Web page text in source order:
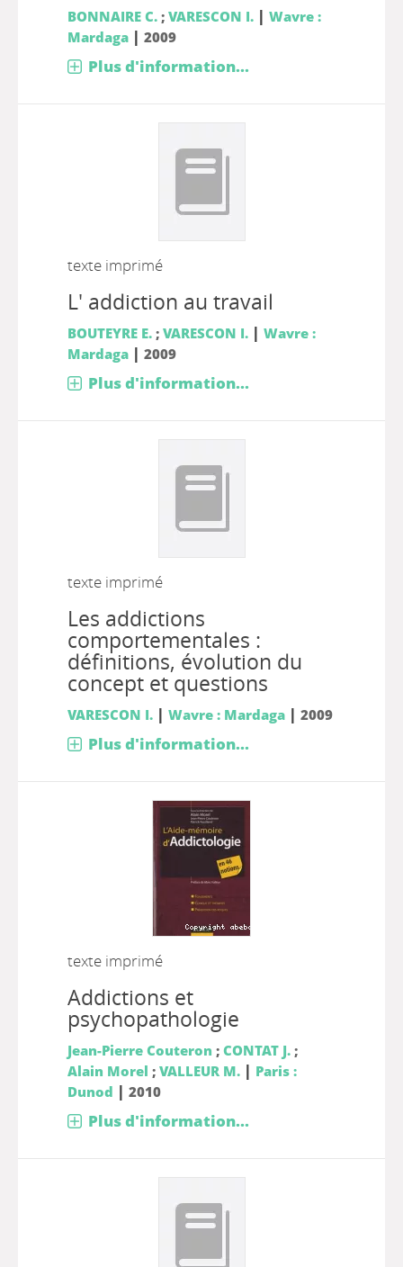
BONNAIRE C.; VARESCON I. | Wavre :
Mardaga| 2009
Plus d'information...
texte imprimé
L' addiction au travail
BOUTEYRE E.; VARESCON I. | Wavre :
Mardaga| 2009
Plus d'information...
texte imprimé
Les addictions
comportementales :
définitions, évolution du
concept et questions
VARESCON I. | Wavre : Mardaga| 2009
Plus d'information...
texte imprimé
Addictions et
psychopathologie
Jean-Pierre Couteron ; CONTAT J.;
Alain Morel ; VALLEUR M. | Paris :
Dunod | 2010
Plus d'information...